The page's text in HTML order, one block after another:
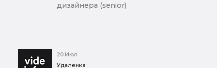
дизайнера (senior)
20 Июл
Удаленка